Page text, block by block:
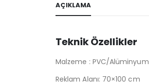
AÇIKLAMA
Teknik Özellikler
Malzeme : PVC/Alüminyum
Reklam Alanı: 70×100 cm